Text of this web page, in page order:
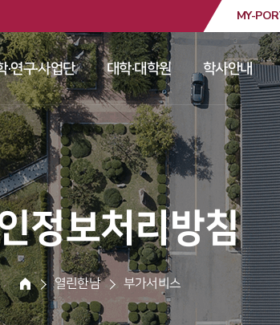
MY-
·연구·사업단 대학·대학원 학사안내
정보처리방침
HOME
열린한남 부가서비스